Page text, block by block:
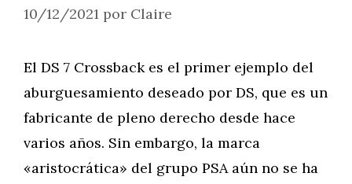
10/12/2021 por Claire
El DS 7 Crossback es el primer ejemplo del
aburguesamiento deseado por DS, que es un
fabricante de pleno derecho desde hace
varios años. Sin embargo, la marca
«aristocrática» del grupo PSA aún no se ha